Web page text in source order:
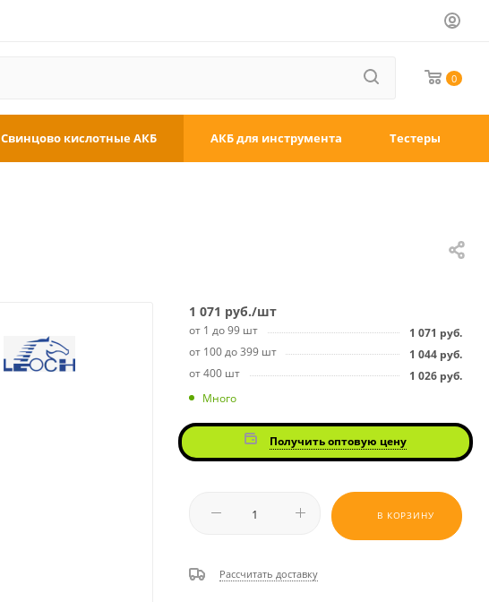
0
Свинцово кислотные АКБ АКБ для инструмента Тестеры
1 071 руб./шт
от 1 до 99 шт 1 071 руб.
от 100 до 399 шт
1 044 руб.
от 400 шт
1 026 руб.
Много
Получить оптовую цену
В КОРЗИНУ
Рассчитать доставку